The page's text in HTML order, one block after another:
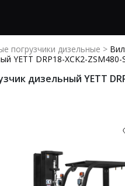
погрузчики дизельные >
YETT DRP18-XCK2-ZSM480-
дизельный YETT